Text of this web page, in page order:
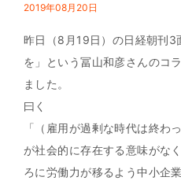
2019年08月20日
昨日（8月19日）の日経朝刊3
を」という冨山和彦さんのコ
ました。
曰く
「（雇用が過剰な時代は終わ
が社会的に存在する意味がな
ろに労働力が移るよう中小企